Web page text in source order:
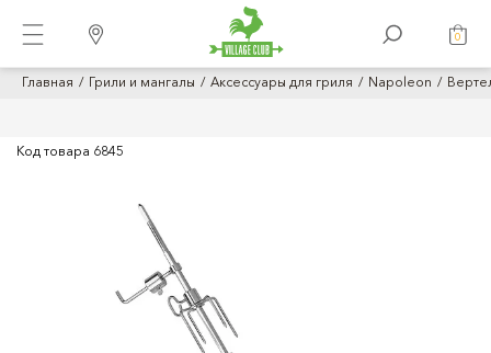
0
Главная Грили и мангалы Аксессуары для гриля Napoleon
Код товара 6845